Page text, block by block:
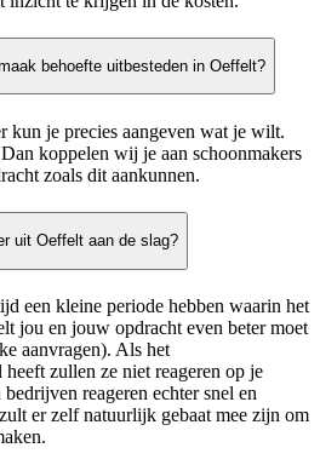
behoefte uitbesteden in Oeffelt?
kun je precies aangeven wat je wilt.
koppelen wij je aan schoonmakers
zoals dit aankunnen.
uit Oeffelt aan de slag?
een kleine periode hebben waarin het
jou en jouw opdracht even beter moet
aanvragen). Als het
zullen ze niet reageren op je
reageren echter snel en
er zelf natuurlijk gebaat mee zijn om